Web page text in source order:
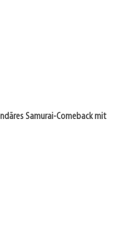
Samurai-Comeback mit